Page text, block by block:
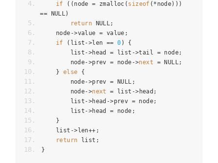
if (( node = zmalloc ( sizeof (* node)))
== NULL)
return NULL;
    node
->value = value ;
if
( list ->len == 0 )
{
        list
->head = list ->tail = node;
        node
->prev = node ->next = NULL;
}
else
{
        node
->prev = NULL ;
        node
->next = list -> head ;
        list
->head ->prev = node;
        list
->head = node ;
}
    list
-> len++;
return list ;
}